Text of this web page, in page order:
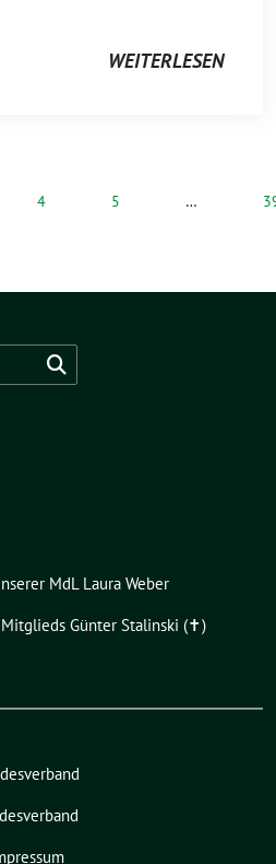
WEITERLESEN
4 5 …
MdL Laura Weber
Günter Stalinski (✝︎)